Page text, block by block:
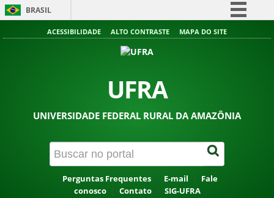
BRASIL
Simplifique!
Acesso à informação
ACESSIBILIDADE ALTO CONTRASTE MAPA DO SITE
UFRA
UNIVERSIDADE FEDERAL RURAL DA AMAZÔNIA
Perguntas Frequentes E-mail
Fale
conosco
Contato SIG-UFRA